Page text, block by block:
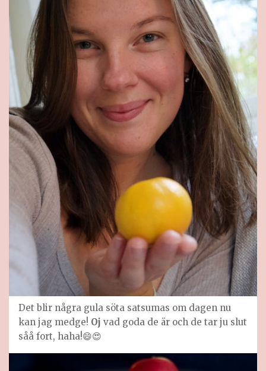
Det blir några gula söta satsumas om dagen nu
kan jag medge! Oj vad goda de är och de tar ju slut
såå fort, haha!😄😍